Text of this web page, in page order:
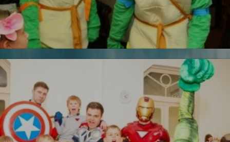
УЗНАТЬ БОЛЬШЕ
Черепашки ниндзя
Новинка!
Бесплатная фотосъемка *
УЗНАТЬ БОЛЬШЕ